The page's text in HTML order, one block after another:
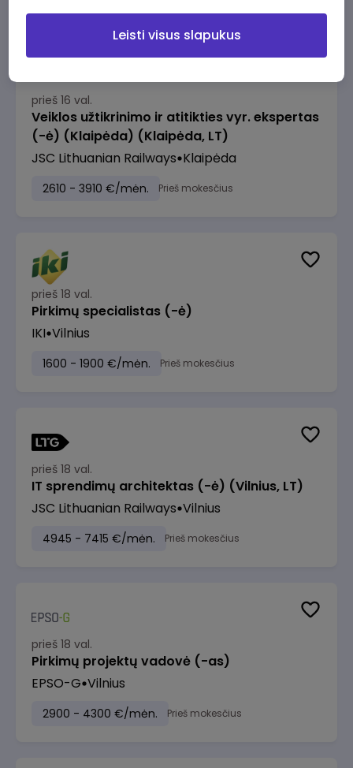
prieš 16 val.
Veiklos užtikrinimo ir atitikties vyr. ekspertas
(-ė) (Klaipėda) (Klaipėda, LT)
JSC Lithuanian Railways Klaipėda
2610 - 3910 €/mėn. Prieš mokesčius
prieš 18 val.
Pirkimų specialistas (-ė)
IKI Vilnius
1600 - 1900 €/mėn. Prieš mokesčius
prieš 18 val.
IT sprendimų architektas (-ė) (Vilnius, LT)
JSC Lithuanian Railways Vilnius
4945 - 7415 €/mėn. Prieš mokesčius
prieš 18 val.
Pirkimų projektų vadovė (-as)
EPSO-G Vilnius
2900 - 4300 €/mėn. Prieš mokesčius
Leisti visus slapukus